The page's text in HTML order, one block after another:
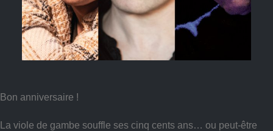
Bon anniversaire !
La viole de gambe souffle ses cinq cents ans… ou peut-être